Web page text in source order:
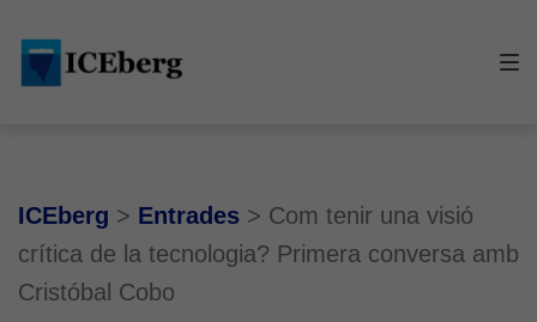
main
content
footer
ICEberg > Entrades > Com tenir una visió
crítica de la tecnologia? Primera conversa amb
Cristóbal Cobo